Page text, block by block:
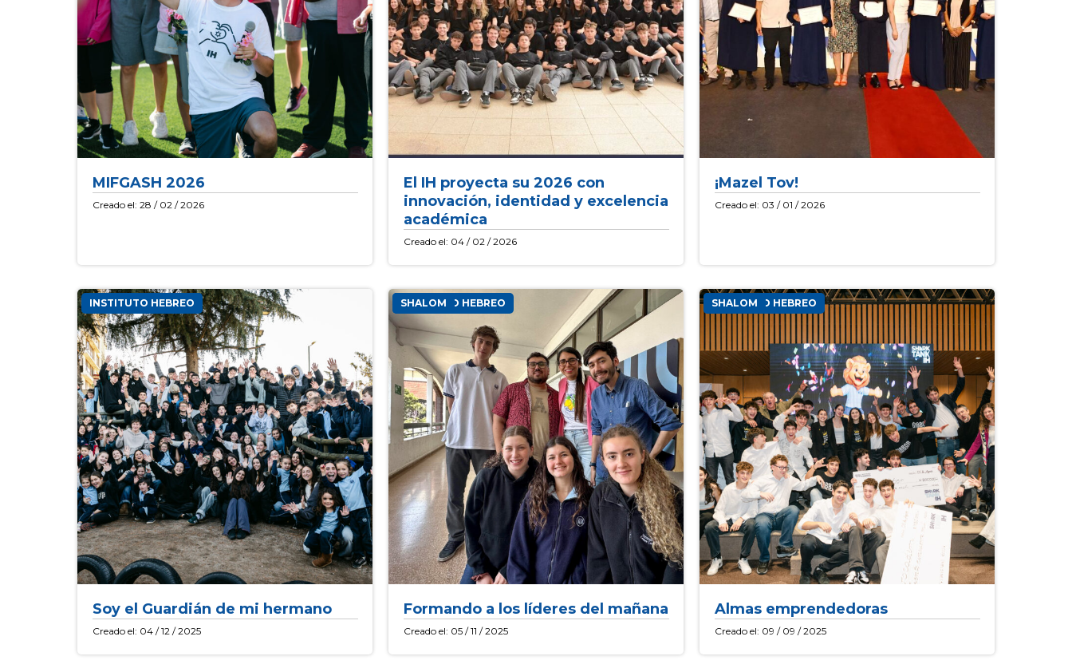
MIFGASH 2026
Creado el: 28 / 02 / 2026
El IH proyecta su 2026 con
innovación, identidad y excelencia
académica
Creado el: 04 / 02 / 2026
¡Mazel Tov!
Creado el: 03 / 01 / 2026
INSTITUTO HEBREO
Soy el Guardián de mi hermano
Creado el: 04 / 12 / 2025
INSTITUTO HEBREO
SHALOM
Formando a los líderes del mañana
Creado el: 05 / 11 / 2025
INSTITUTO HEBREO
SHALOM
Almas emprendedoras
Creado el: 09 / 09 / 2025